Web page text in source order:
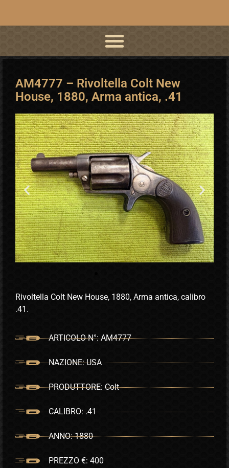
AM4777 – Rivoltella Colt New
House, 1880, Arma antica, .41
Rivoltella Colt New House, 1880, Arma antica, calibro
.41.
ARTICOLO N°: AM4777
NAZIONE: USA
PRODUTTORE: Colt
CALIBRO: .41
ANNO: 1880
PREZZO €: 400